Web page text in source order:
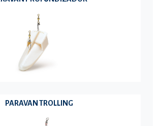
PARAVAN TROLLING